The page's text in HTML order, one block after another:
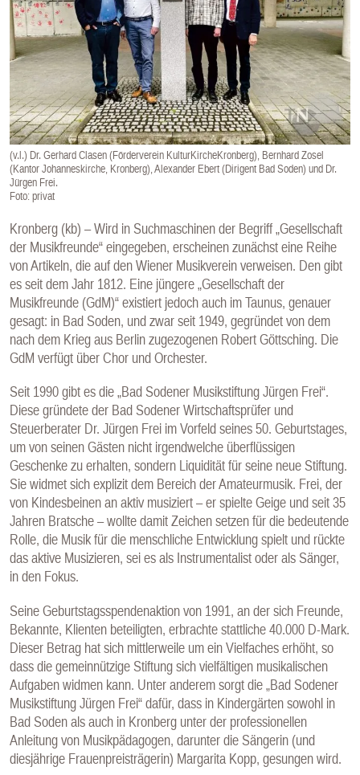
(v.l.) Dr. Gerhard Clasen (Förderverein KulturKircheKronberg), Bernhard Zosel
(Kantor Johanneskirche, Kronberg), Alexander Ebert (Dirigent Bad Soden) und Dr.
Jürgen Frei.
Foto: privat
Kronberg (kb) – Wird in Suchmaschinen der Begriff „Gesellschaft
der Musikfreunde“ eingegeben, erscheinen zunächst eine Reihe
von Artikeln, die auf den Wiener Musikverein verweisen. Den gibt
es seit dem Jahr 1812. Eine jüngere „Gesellschaft der
Musikfreunde (GdM)“ existiert jedoch auch im Taunus, genauer
gesagt: in Bad Soden, und zwar seit 1949, gegründet von dem
nach dem Krieg aus Berlin zugezogenen Robert Göttsching. Die
GdM verfügt über Chor und Orchester.
Seit 1990 gibt es die „Bad Sodener Musikstiftung Jürgen Frei“.
Diese gründete der Bad Sodener Wirtschaftsprüfer und
Steuerberater Dr. Jürgen Frei im Vorfeld seines 50. Geburtstages,
um von seinen Gästen nicht irgendwelche überflüssigen
Geschenke zu erhalten, sondern Liquidität für seine neue Stiftung.
Sie widmet sich explizit dem Bereich der Amateurmusik. Frei, der
von Kindesbeinen an aktiv musiziert – er spielte Geige und seit 35
Jahren Bratsche – wollte damit Zeichen setzen für die bedeutende
Rolle, die Musik für die menschliche Entwicklung spielt und rückte
das aktive Musizieren, sei es als Instrumentalist oder als Sänger,
in den Fokus.
Seine Geburtstagsspendenaktion von 1991, an der sich Freunde,
Bekannte, Klienten beteiligten, erbrachte stattliche 40.000 D-Mark.
Dieser Betrag hat sich mittlerweile um ein Vielfaches erhöht, so
dass die gemeinnützige Stiftung sich vielfältigen musikalischen
Aufgaben widmen kann. Unter anderem sorgt die „Bad Sodener
Musikstiftung Jürgen Frei“ dafür, dass in Kindergärten sowohl in
Bad Soden als auch in Kronberg unter der professionellen
Anleitung von Musikpädagogen, darunter die Sängerin (und
diesjährige Frauenpreisträgerin) Margarita Kopp, gesungen wird.
E
N